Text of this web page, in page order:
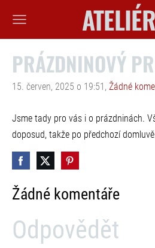
PRÁZDNINOVÝ
15. červen, 2025 o 19:51, Žádné
Jsme tady pro vás i o prázdninách.
doposud, takže po předchozí domluvě.
Žádné komentáře
Odpovědět